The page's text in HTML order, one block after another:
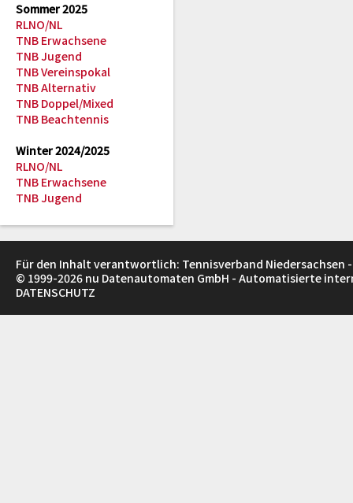
Sommer 2025
RLNO/NL
TNB Erwachsene
TNB Jugend
TNB Vereinspokal
TNB Alternativ
TNB Doppel/Mixed
TNB Beachtennis
Winter 2024/2025
RLNO/NL
TNB Erwachsene
TNB Jugend
Für den Inhalt verantwortlich: Tennisverband Niedersachsen -
© 1999-2026 nu Datenautomaten GmbH - Automatisierte
DATENSCHUTZ